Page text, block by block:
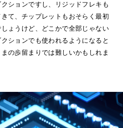
ションですし、リジッドフレキも
て、チップレットもおそらく最初
ょうけど、どこかで全部じゃない
ションでも使われるようになると
の歩留まりでは難しいかもしれま